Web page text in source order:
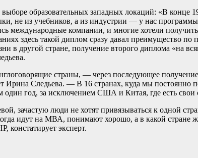
образовательных западных локаций: «В конце
не из учебников, а из индустрии — у нас
международные компании, и многие хотели
здесь такой диплом сразу давал преимущество
в другой стране, получение второго диплома «на
страны, — через последующее
Следьева. — В 16 странах, куда мы постоянно
один год, за исключением США и Китая, где есть свои
зачастую люди не хотят привязываться к одной
идут на МВА, понимают хорошо, а в какой
констатирует эксперт.